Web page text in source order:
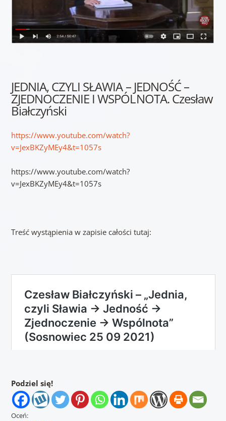
JEDNIA, CZYLI SŁAWIA – JEDNOŚĆ –
ZJEDNOCZENIE I WSPÓLNOTA. Czesław
Białczyński
https://www.youtube.com/watch?
v=JexBKZyMEy4&t=1057s
https://www.youtube.com/watch?
v=JexBKZyMEy4&t=1057s
Treść wystąpienia w zapisie całości tutaj:
Podziel się!
Oceń: